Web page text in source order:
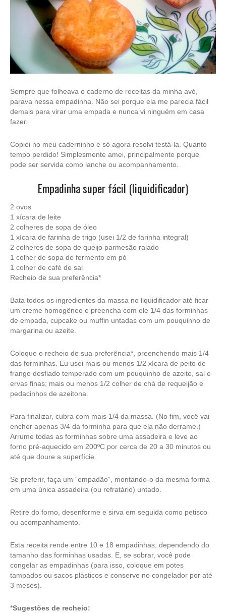
Sempre que folheava o caderno de receitas da minha avó,
parava nessa empadinha. Não sei porque ela me parecia fácil
demais para virar uma empada e nunca vi ninguém em casa
fazer.
Copiei no meu caderninho e só agora resolvi testá-la. Quanto
tempo perdido! Simplesmente amei, principalmente porque
pode ser servida como lanche ou acompanhamento.
Empadinha super fácil (liquidificador)
2 ovos
1 xícara de leite
2 colheres de sopa de óleo
1 xícara de farinha de trigo (usei 1/2 de farinha integral)
2 colheres de sopa de queijo parmesão ralado
1 colher de sopa de fermento em pó
1 colher de café de sal
Recheio de sua preferência*
Bata todos os ingredientes da massa no liquidificador até ficar
um creme homogêneo e preencha com ele 1/4 das forminhas
de empada, cupcake ou muffin untadas com um pouquinho de
margarina ou azeite.
Coloque o recheio de sua preferência*, preenchendo mais 1/4
das forminhas. Eu usei mais ou menos 1/2 xícara de peito de
frango desfiado temperado com um pouquinho de azeite, sal e
ervas finas; mais ou menos 1/2 colher de chá de requeijão e
pedacinhos de azeitona.
Para finalizar, cubra com mais 1/4 da massa. (No fim, você vai
encher apenas 3/4 da forminha para que ela não derrame.)
Arrume todas as forminhas sobre uma assadeira e leve ao
forno pré-aquecido em 200ºC por cerca de 20 a 30 minutos ou
até que doure a superfície.
Se preferir, faça um “empadão”, montando-o da mesma forma
em uma única assadeira (ou refratário) untado.
Retire do forno, desenforme e sirva em seguida como petisco
ou acompanhamento.
Esta receita rende entre 10 e 18 empadinhas, dependendo do
tamanho das forminhas usadas. E, se sobrar, você pode
congelar as empadinhas (para isso, coloque em potes
tampados ou sacos plásticos e conserve no congelador por até
3 meses).
*Sugestões de recheio: